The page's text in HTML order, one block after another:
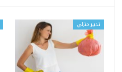
تدبير منزلي